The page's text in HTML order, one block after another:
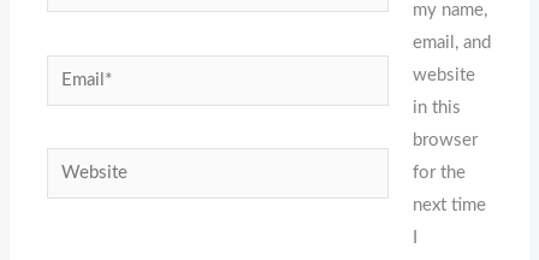
Email*
Website
my name,
email, and
website
in this
browser
for the
next time